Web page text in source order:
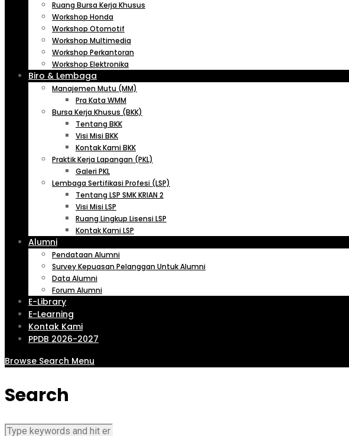
Ruang Bursa Kerja Khusus
Workshop Honda
Workshop Otomotif
Workshop Multimedia
Workshop Perkantoran
Workshop Elektronika
Biro & Lembaga
Manajemen Mutu (MM)
Pra Kata WMM
Bursa Kerja Khusus (BKK)
Tentang BKK
Visi Misi BKK
Kontak Kami BKK
Praktik Kerja Lapangan (PKL)
Galeri PKL
Lembaga Sertifikasi Profesi (LSP)
Tentang LSP SMK KRIAN 2
Visi Misi LSP
Ruang Lingkup Lisensi LSP
Kontak Kami LSP
Alumni
Pendataan Alumni
Survey Kepuasan Pelanggan Untuk Alumni
Data Alumni
Forum Alumni
E-Library
E-Learning
Kontak Kami
PPDB 2026-2027
Browse Search Menu
Search